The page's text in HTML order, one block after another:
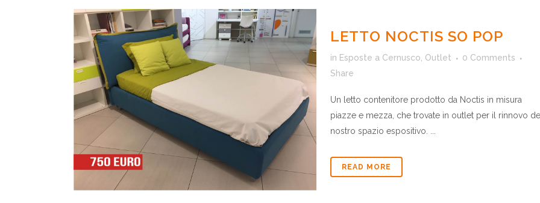
LETTO NOCTIS SO POP
in Esposte a Cernusco Outlet
0 Comments
Share
Un letto contenitore prodotto da Noctis in misura
piazze e mezza, che trovate in outlet per il rinnovo
nostro spazio espositivo. ...
READ MORE